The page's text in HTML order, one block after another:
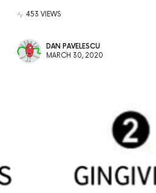
453 VIEWS
DAN PAVELESCU
MARCH 30, 2020